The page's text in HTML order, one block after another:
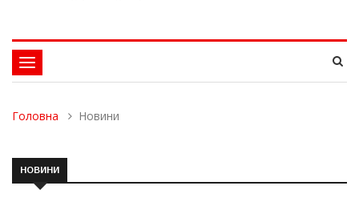
Toggle
navigation
Головна Новини
НОВИНИ